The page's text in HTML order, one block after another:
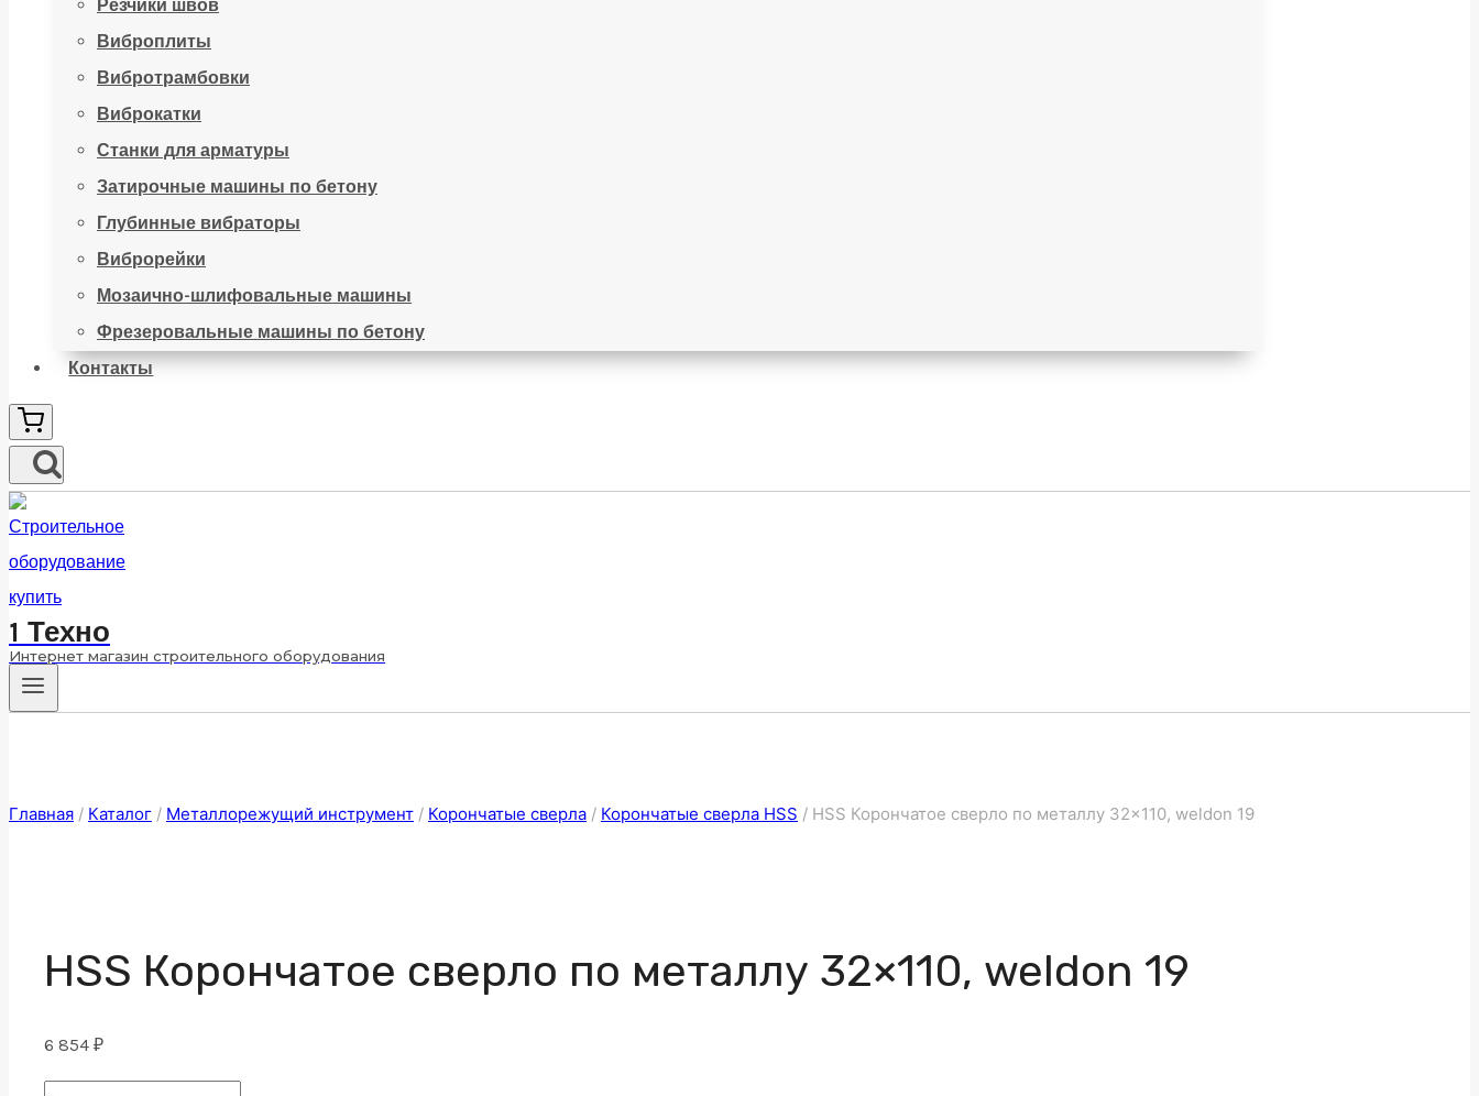
Резчики швов
Виброплиты
Вибротрамбовки
Виброкатки
Станки для арматуры
Затирочные машины по бетону
Глубинные вибраторы
Виброрейки
Мозаично-шлифовальные машины
Фрезеровальные машины по бетону
Контакты
1 Техно
Интернет магазин строительного оборудования
Главная / Каталог / Металлорежущий инструмент / Корончатые сверла / Корончатые сверла HSS / HSS Корончатое сверло по металлу 32×110, weldon 19
HSS Корончатое сверло по металлу 32×110, weldon 19
6 854 ₽